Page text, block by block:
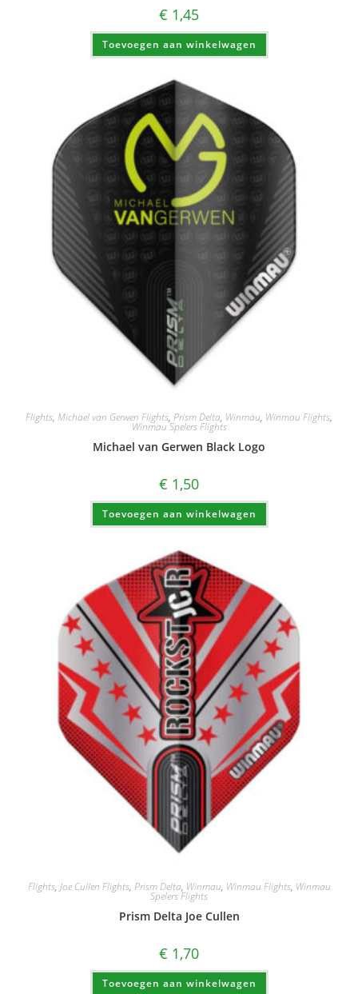
€ 1,45
Toevoegen aan winkelwagen
Flights, Michael van Gerwen Flights, Prism Delta, Winmau, Winmau Flights,
Winmau Spelers Flights
Michael van Gerwen Black Logo
€ 1,50
Toevoegen aan winkelwagen
Flights, Joe Cullen Flights, Prism Delta, Winmau, Winmau Flights, Winmau
Spelers Flights
Prism Delta Joe Cullen
€ 1,70
Toevoegen aan winkelwagen